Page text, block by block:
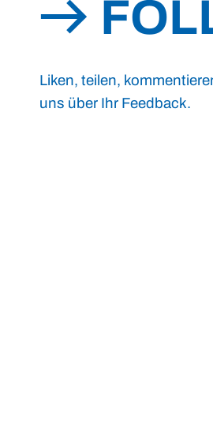
Liken, teilen,
uns über Ihr Feedback.